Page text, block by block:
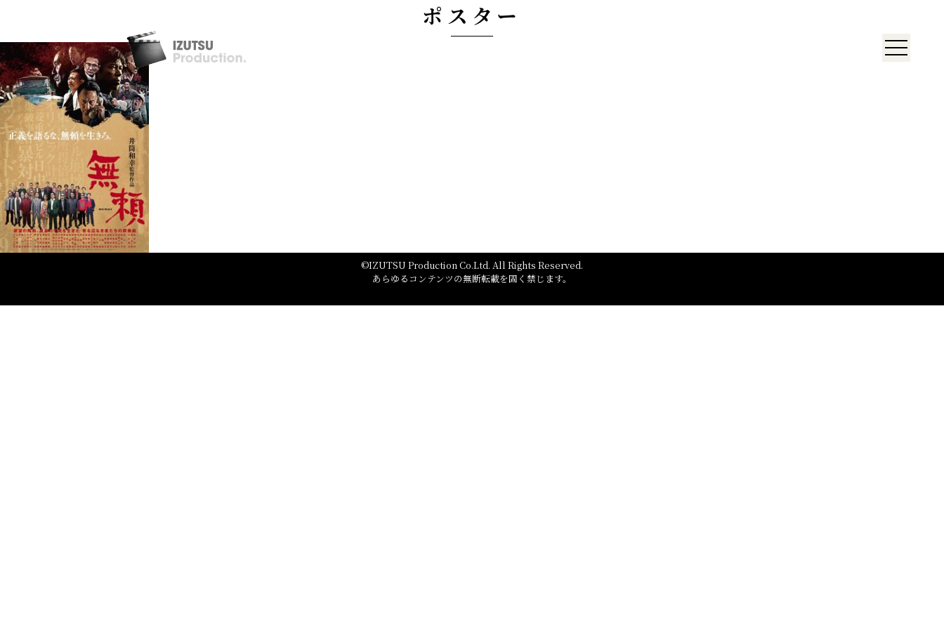
ポスター
©IZUTSU Production Co.Ltd. All Rights Reserved.
あらゆるコンテンツの無断転載を固く禁じます。